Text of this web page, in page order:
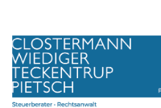
Inhalt
springen